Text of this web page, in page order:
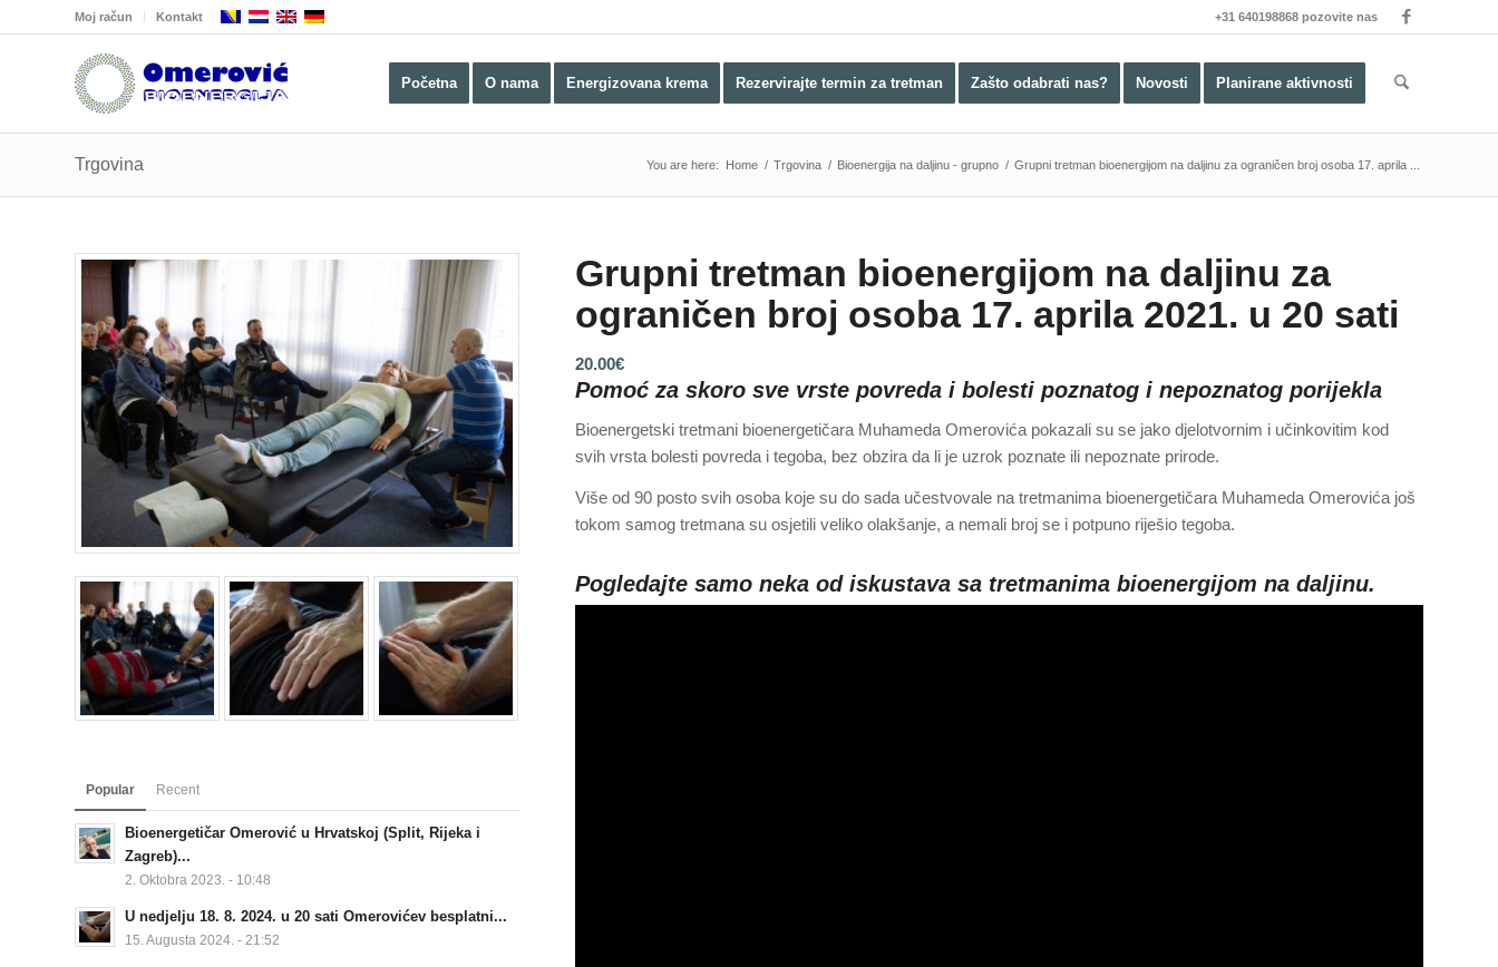
Moj račun Kontakt +31 640198868 pozovite nas
Početna O nama Energizovana krema Rezervirajte termin za tretman Zašto odabrati nas? Novosti Planirane aktivnosti
Trgovina You are here: Home / Trgovina / Bioenergija na daljinu - grupno / Grupni tretman bioenergijom na daljinu za ograničen broj osoba 17. aprila ...
Popular Recent
Bioenergetičar Omerović u Hrvatskoj (Split, Rijeka i
Zagreb)...
2. Oktobra 2023. - 10:48
U nedjelju 18. 8. 2024. u 20 sati Omerovićev besplatni...
15. Augusta 2024. - 21:52
Grupni tretman bioenergijom na daljinu za
ograničen broj osoba 17. aprila 2021. u 20 sati
20.00€
Pomoć za skoro sve vrste povreda i bolesti poznatog i nepoznatog porijekla
Bioenergetski tretmani bioenergetičara Muhameda Omerovića pokazali su se jako djelotvornim i učinkovitim kod
svih vrsta bolesti povreda i tegoba, bez obzira da li je uzrok poznate ili nepoznate prirode.
Više od 90 posto svih osoba koje su do sada učestvovale na tretmanima bioenergetičara Muhameda Omerovića još
tokom samog tretmana su osjetili veliko olakšanje, a nemali broj se i potpuno riješio tegoba.
Pogledajte samo neka od iskustava sa tretmanima bioenergijom na daljinu.